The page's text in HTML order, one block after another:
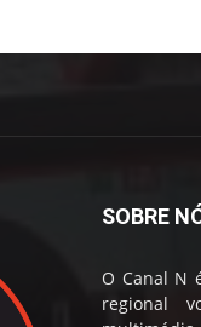
SOBRE
O Canal N
regional